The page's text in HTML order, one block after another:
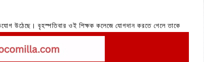
উঠেছে। বৃহস্পতিবার ওই শিক্ষক কলেজে যোগদান করতে গেলে তাকে
এই ঘটনা ঘটে।